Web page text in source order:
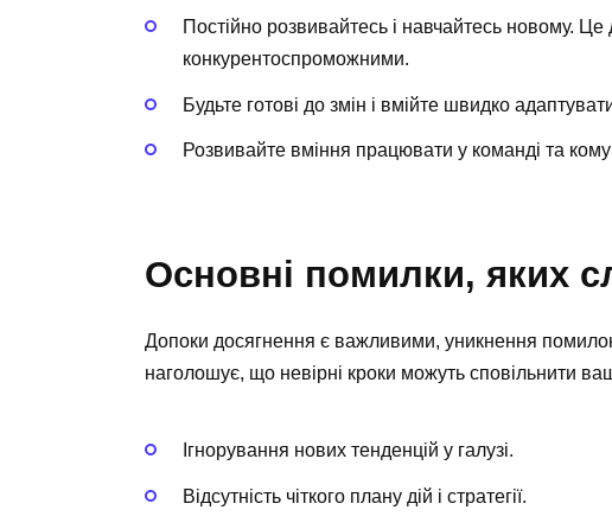
Постійно розвивайтесь і навчайтесь новому.
конкурентоспроможними.
Будьте готові до змін і вмійте швидко
Розвивайте вміння працювати у команді та
Основні помилки, яких
Допоки досягнення є важливими, уникнення
наголошує, що невірні кроки можуть сповільнити
Ігнорування нових тенденцій у галузі.
Відсутність чіткого плану дій і стратегії.